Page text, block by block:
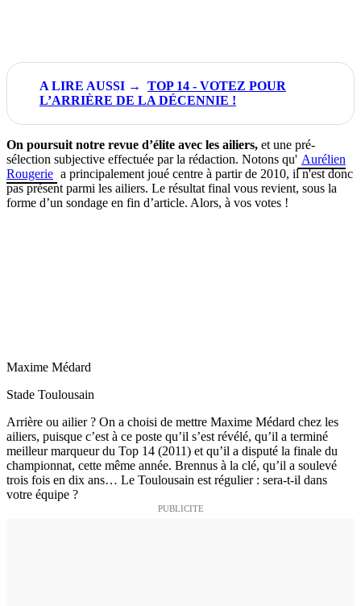
TOP 14 - VOTEZ POUR
L’ARRIÈRE DE LA DÉCENNIE !
On poursuit notre revue d’élite avec les ailiers, et une pré-
sélection subjective effectuée par la rédaction. Notons qu' Aurélien
Rougerie a principalement joué centre à partir de 2010, il n'est donc
pas présent parmi les ailiers. Le résultat final vous revient, sous la
forme d’un sondage en fin d’article. Alors, à vos votes !
Maxime Médard
Stade Toulousain
Arrière ou ailier ? On a choisi de mettre Maxime Médard chez les
ailiers, puisque c’est à ce poste qu’il s’est révélé, qu’il a terminé
meilleur marqueur du Top 14 (2011) et qu’il a disputé la finale du
championnat, cette même année. Brennus à la clé, qu’il a soulevé
trois fois en dix ans… Le Toulousain est régulier : sera-t-il dans
votre équipe ?